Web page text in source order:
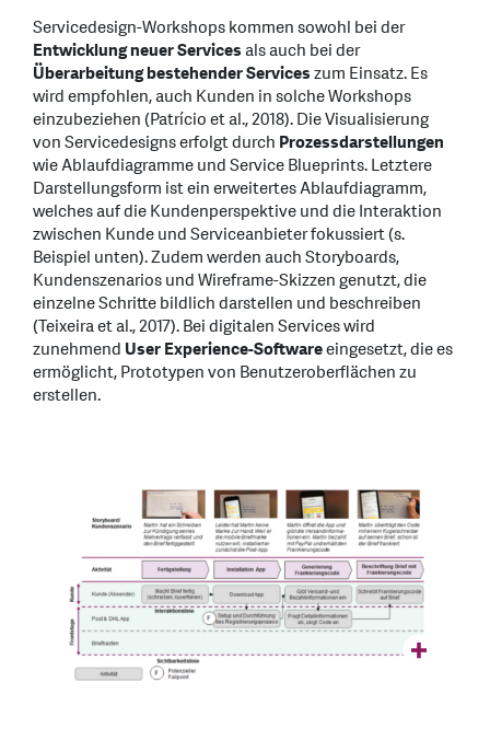
Servicedesign-Workshops kommen sowohl bei der
Entwicklung neuer Servicesals auch bei der
Überarbeitung bestehender Serviceszum Einsatz. Es
wird empfohlen, auch Kunden in solche Workshops
einzubeziehen (Patrício et al., 2018). Die Visualisierung
von Servicedesigns erfolgt durch Prozessdarstellungen
wie Ablaufdiagramme und Service Blueprints. Letztere
Darstellungsform ist ein erweitertes Ablaufdiagramm,
welches auf die Kundenperspektive und die Interaktion
zwischen Kunde und Serviceanbieter fokussiert (s.
Beispiel unten). Zudem werden auch Storyboards,
Kundenszenarios und Wireframe-Skizzen genutzt, die
einzelne Schritte bildlich darstellen und beschreiben
(Teixeira et al., 2017). Bei digitalen Services wird
zunehmend User Experience-Softwareeingesetzt, die es
ermöglicht, Prototypen von Benutzeroberflächen zu
erstellen.